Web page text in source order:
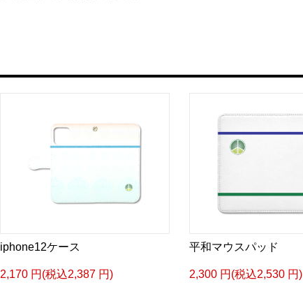
iphone12ケース
2,170 円(税込2,387 円)
平和マウスパッド
2,300 円(税込2,530 円)